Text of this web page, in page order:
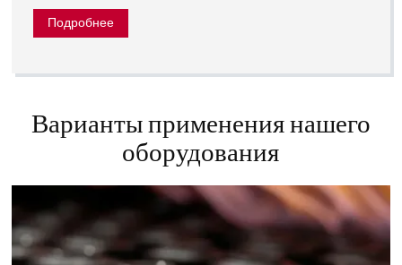
Подробнее
Варианты применения нашего
оборудования